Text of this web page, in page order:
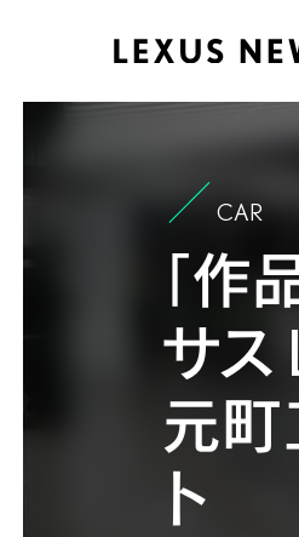
CAR
「作
サス
元町
ト